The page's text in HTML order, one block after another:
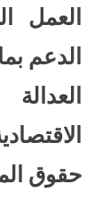
العمل
الدعم
حقوق